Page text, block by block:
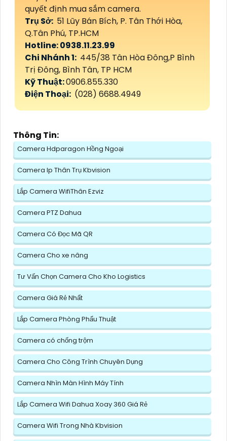
quyết định mua sắm camera.
Trụ Sở: 51 Lũy Bán Bích, P. Tân Thới Hòa,
Q.Tân Phú, TP.HCM
Hotline: 0938.11.23.99
Chi Nhánh 1: 445/38 Tân Hòa Đông,P Bình
Trị Đông, Bình Tân, TP HCM
Kỹ Thuật:0906.855.330
Điện Thoại: (028) 6688.4949
Thông Tin:
Camera Hdparagon Hồng Ngoại
Camera Ip Thân Trụ Kbvision
Lắp Camera WifiThân Ezviz
Camera PTZ Dahua
Camera Có Đọc Mã QR
Camera Cho xe nâng
Tư Vấn Chọn Camera Cho Kho Logistics
Camera Giá Rẻ Nhất
Lắp Camera Phòng Phẩu Thuật
Camera có chống trộm
Camera Cho Công Trình Chuyên Dụng
Camera Nhìn Màn Hình Máy Tính
Lắp Camera Wifi Dahua Xoay 360 Giá Rẻ
Camera Wifi Trong Nhà Kbvision